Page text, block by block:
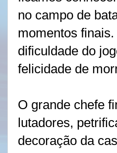
no campo de
momentos
dificuldade do
felicidade de
O grande chefe
lutadores,
decoração da